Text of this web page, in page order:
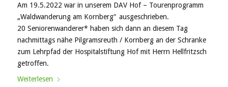
Am 19.5.2022 war in unserem DAV Hof – Tourenprogramm
„Waldwanderung am Kornberg“ ausgeschrieben.
20 Seniorenwanderer* haben sich dann an diesem Tag
nachmittags nähe Pilgramsreuth / Kornberg an der Schranke
zum Lehrpfad der Hospitalstiftung Hof mit Herrn Hellfritzsch
getroffen.
Weiterlesen